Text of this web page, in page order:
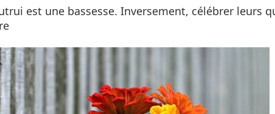
est une bassesse. Inversement, célébrer leurs